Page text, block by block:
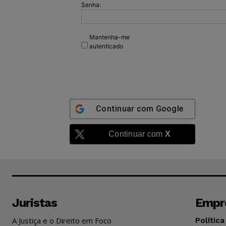
Senha:
Mantenha-me
autenticado
Continuar com Google
Continuar com X
Juristas
A Justiça e o Direito em Foco Política